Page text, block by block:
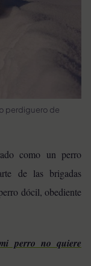
perdiguero de
como un perro
de las brigadas
dócil, obediente
perro no quiere